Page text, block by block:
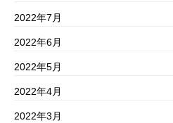
2022年7月
2022年6月
2022年5月
2022年4月
2022年3月